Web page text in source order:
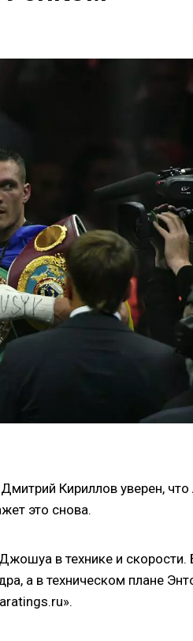
Кириллов уверен,
это снова.
в технике и скорости.
а в техническом плане